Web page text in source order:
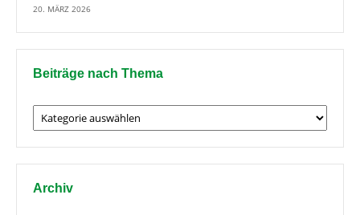
20. MÄRZ 2026
Beiträge nach Thema
Beiträge
nach
Thema
Archiv